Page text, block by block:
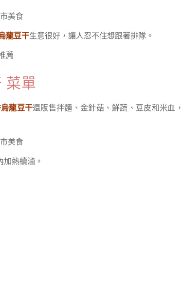
龍豆干生意很好，讓人忍不住想跟著排隊。
菜單
龍豆干還販售拌麵、金針菇、鮮蔬、豆皮和米血
熱續滷。